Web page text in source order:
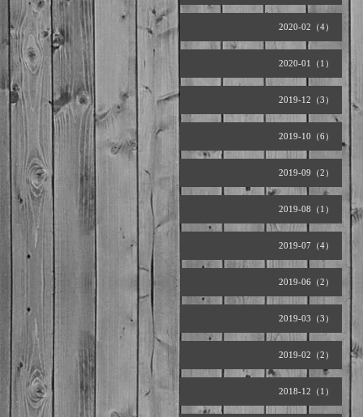
2020-02（4）
2020-01（1）
2019-12（3）
2019-10（6）
2019-09（2）
2019-08（1）
2019-07（4）
2019-06（2）
2019-03（3）
2019-02（2）
2018-12（1）